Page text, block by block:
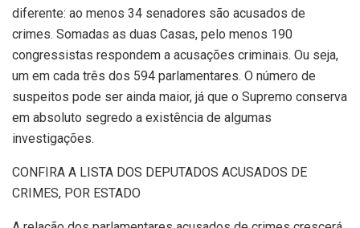
diferente: ao menos 34 senadores são acusados de
crimes. Somadas as duas Casas, pelo menos 190
congressistas respondem a acusações criminais. Ou seja,
um em cada três dos 594 parlamentares. O número de
suspeitos pode ser ainda maior, já que o Supremo conserva
em absoluto segredo a existência de algumas
investigações.
CONFIRA A LISTA DOS DEPUTADOS ACUSADOS DE
CRIMES, POR ESTADO